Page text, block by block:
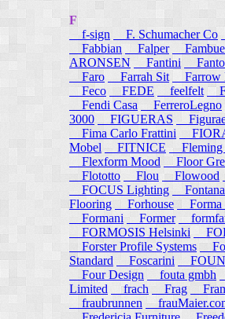
F
f-sign
F. Schumacher Co
Fabbian
Falper
ARONSEN
Fantini
Faro
Farrah Sit Farrow
Feco
FEDE feelfelt
Fendi Casa
FerreroLegno
3000
FIGUERAS
Fima Carlo Frattini
Mobel
FITNICE Fleming
Flexform Mood
Floor
Flototto
Flou Flowood
FOCUS Lighting
Flooring
Forhouse Forma
Formani
Former
FORMOSIS Helsinki
Forster Profile Systems
Standard
Foscarini
Four Design
fouta gmbh
Limited
frach Frag
fraubrunnen